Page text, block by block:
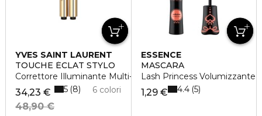
YVES SAINT LAURENT
TOUCHE ÉCLAT STYLO
Correttore Illuminante Multi-Uso
34,23 €
48,90 €
6 colori
5 8
ESSENCE
MASCARA
Lash Princess Volumizzante
1,29 € 4.4 5